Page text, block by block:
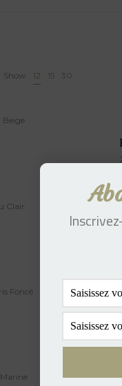
Show 12 15 30